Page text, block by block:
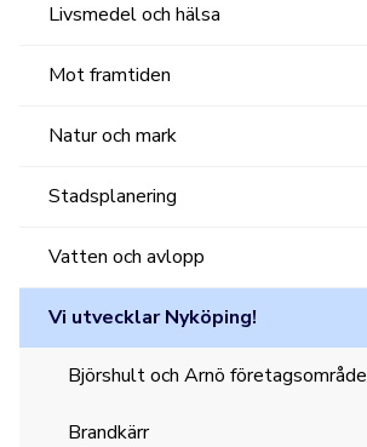
Livsmedel och hälsa
Mot framtiden
Natur och mark
Stadsplanering
Vatten och avlopp
Vi utvecklar Nyköping!
Björshult och Arnö företagsområde
Brandkärr